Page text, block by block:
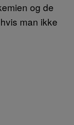
og de
man ikke